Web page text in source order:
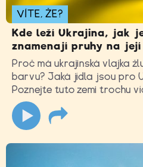
VÍTE, ŽE?
Kde leží Ukrajina, jak
znamenají pruhy na
Proč má ukrajinská vlajka
barvu? Jaká jídla jsou pro
Poznejte tuto zemi trochu